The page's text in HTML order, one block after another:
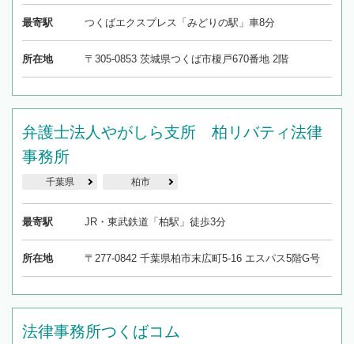
最寄駅 つくばエクスプレス「みどりの駅」車8分
所在地 〒305-0853 茨城県つくば市榎戸670番地 2階
弁護士法人やがしら支所 柏リバティ法律
事務所
千葉県 柏市
最寄駅 JR・東武鉄道「柏駅」徒歩3分
所在地 〒277-0842 千葉県柏市末広町5-16 エスパス5階G号
法律事務所つくばコム